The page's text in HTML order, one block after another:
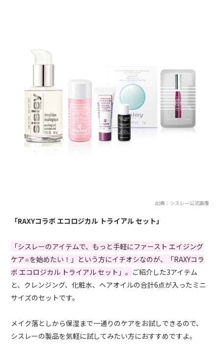
出典：シスレー公式画像
「RAXYコラボ エコロジカル トライアル セット」
「シスレーのアイテムで、もっと手軽にファースト エイジング
ケア※を始めたい！」という方にイチオシなのが、「RAXYコラ
ボ エコロジカル トライアル セット」。 ご紹介した3アイテム
と、クレンジング、化粧水、ヘアオイルの合計6点が入ったミニ
サイズのセットです。
メイク落としから保湿まで一通りのケアをお試しできるので、
シスレーの製品を気軽に試してみたい方におすすめですよ。